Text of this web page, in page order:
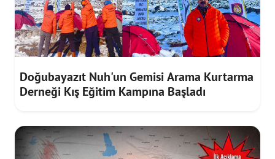
Doğubayazıt Nuh'un Gemisi Arama Kurtarma
Derneği Kış Eğitim Kampına Başladı